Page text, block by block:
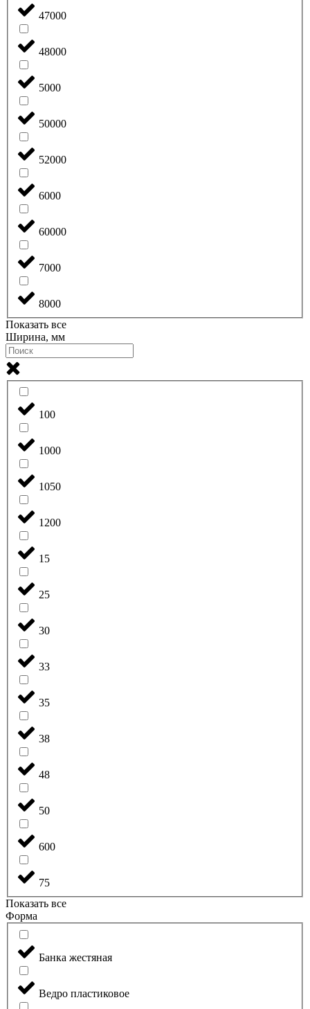
47000
48000
5000
50000
52000
6000
60000
7000
8000
Показать все
Ширина, мм
100
1000
1050
1200
15
25
30
33
35
38
48
50
600
75
Показать все
Форма
Банка жестяная
Ведро пластиковое